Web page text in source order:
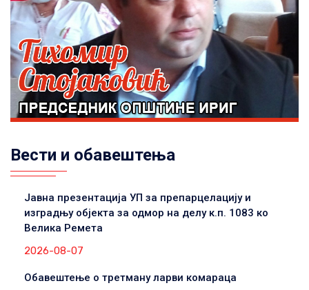
Вести и обавештења
Јавна презентација УП за препарцелацију и
изградњу објекта за одмор на делу к.п. 1083 ко
Велика Ремета
2026-08-07
Обавештење о третману ларви комараца